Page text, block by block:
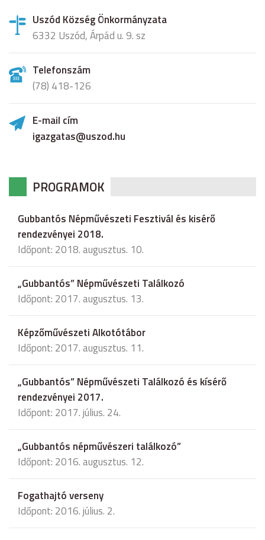
Uszód Község Önkormányzata
6332 Uszód, Árpád u. 9. sz
Telefonszám
(78) 418-126
E-mail cím
igazgatas@uszod.hu
PROGRAMOK
Gubbantós Népművészeti Fesztivál és kisérő
rendezvényei 2018.
Időpont: 2018. augusztus. 10.
„Gubbantós” Népművészeti Találkozó
Időpont: 2017. augusztus. 13.
Képzőművészeti Alkotótábor
Időpont: 2017. augusztus. 11.
„Gubbantós” Népművészeti Találkozó és kísérő
rendezvényei 2017.
Időpont: 2017. július. 24.
„Gubbantós népművészeri találkozó”
Időpont: 2016. augusztus. 12.
Fogathajtó verseny
Időpont: 2016. július. 2.